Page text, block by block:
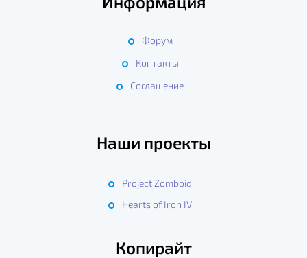
Форум
Контакты
Соглашение
Наши проекты
Project Zomboid
Hearts of Iron IV
Копирайт